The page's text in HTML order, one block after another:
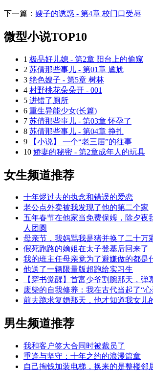
下一篇： 嫂子的诱惑 - 第4章 校门口受辱
微型小说TOP10
1 极品好儿媳 - 第2章 阳台上的偷窥
2 苏倩那些事儿 - 第01章 尴尬
3 绝色嫂子 - 第5章 树林
4 村野桃花朵朵开 - 001
5 进错了厕所
6 重生异能少女(长篇)
7 苏倩那些事儿 - 第03章 怀孕了
8 苏倩那些事儿 - 第04章 挣扎
9
【小说】 一个“老三届”的往事
10 娇妻的秘密 - 第2章成年人的玩具
女生频道推荐
十年烬过去的执念和错误的爱恋
老公点外卖被我发现了他的第二个家
五年春节在他家当免费保姆，除夕夜
人团圆
母亲节，我妈骂我是猪并换了二十万
假死跑路的嫡姐在太子登基后回来了
我的班主任母亲竟为了避嫌做的都是
他送了一辆限量版超跑给实习生
【穿书觉醒】首富少爷割腕那天，弹
废柴的自我修养：我在古代当起了“
前夫跪求复婚那天，他才知道我女儿
男生频道推荐
我和客户签大合同时被裁员了
重逢与坚守：十年之约的浪漫篇章
自己掏钱加装电梯，换来的是整楼邻